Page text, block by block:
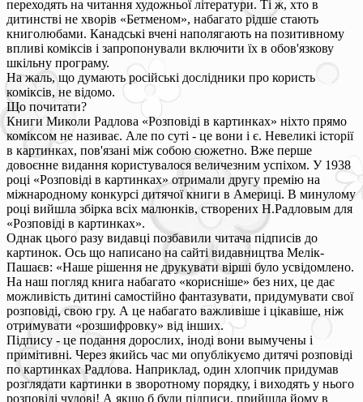
переходять на читання художньої літератури. Ті ж, хто в
дитинстві не хворів «Бетменом», набагато рідше стають
книголюбами. Канадські вчені наполягають на позитивному
впливі коміксів і запропонували включити їх в обов'язкову
шкільну програму.
На жаль, що думають російські дослідники про користь
коміксів, не відомо.
Що почитати?
Книги Миколи Радлова «Розповіді в картинках» ніхто прямо
коміксом не називає. Але по суті - це вони і є. Невеликі історії
в картинках, пов'язані між собою сюжетно. Вже перше
довоєнне видання користувалося величезним успіхом. У 1938
році «Розповіді в картинках» отримали другу премію на
міжнародному конкурсі дитячої книги в Америці. В минулому
році вийшла збірка всіх малюнків, створених Н.Радловым для
«Розповіді в картинках».
Однак цього разу видавці позбавили читача підписів до
картинок. Ось що написано на сайті видавництва Мелік-
Пашаєв: «Наше рішення не друкувати вірші було усвідомлено.
На наш погляд книга набагато «корисніше» без них, це дає
можливість дитині самостійно фантазувати, придумувати свої
розповіді, свою гру. А це набагато важливіше і цікавіше, ніж
отримувати «розшифровку» від інших.
Підпису - це подання дорослих, іноді вони вымучены і
примітивні. Через якийсь час ми опублікуємо дитячі розповіді
по картинках Радлова. Наприклад, один хлопчик придумав
розглядати картинки в зворотному порядку, і виходять у нього
розповіді чудові! А якщо б були підписи, прийшла йому в